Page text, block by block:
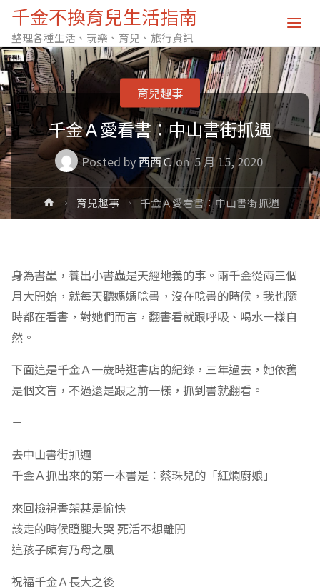
千金不換育兒生活指南
整理各種生活、玩樂、育兒、旅行資訊
千金Ａ愛看書：中山書街抓週
Posted by 西西Ｃon 5 月 15, 2020
育兒趣事
Home育兒趣事 千金Ａ愛看書：中山書街抓週
身為書蟲，養出小書蟲是天經地義的事。兩千金從兩三個
月大開始，就每天聽媽媽唸書，沒在唸書的時候，我也隨
時都在看書，對她們而言，翻書看就跟呼吸、喝水一樣自
然。
下面這是千金Ａ一歲時逛書店的紀錄，三年過去，她依舊
是個文盲，不過還是跟之前一樣，抓到書就翻看。
－
去中山書街抓週
千金Ａ抓出來的第一本書是：蔡珠兒的「紅燜廚娘」
來回檢視書架甚是愉快
該走的時候蹬腿大哭 死活不想離開
這孩子頗有乃母之風
祝福千金Ａ長大之後